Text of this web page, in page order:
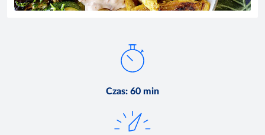
Czas: 60 min